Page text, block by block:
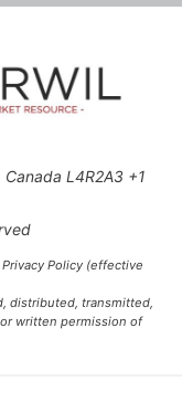
L4R2A3 +1
Policy (effective
distributed, transmitted,
written permission of